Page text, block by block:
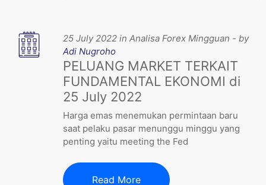
25 July 2022 in Analisa Forex Mingguan - by
Adi Nugroho
PELUANG MARKET TERKAIT
FUNDAMENTAL EKONOMI di
25 July 2022
Harga emas menemukan permintaan baru
saat pelaku pasar menunggu minggu yang
penting yaitu meeting the Fed
Read More